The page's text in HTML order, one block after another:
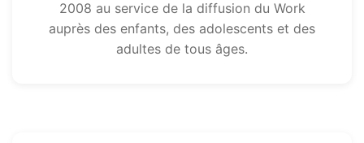
2008 au service de la diffusion du Work
auprès des enfants, des adolescents et des
adultes de tous âges.